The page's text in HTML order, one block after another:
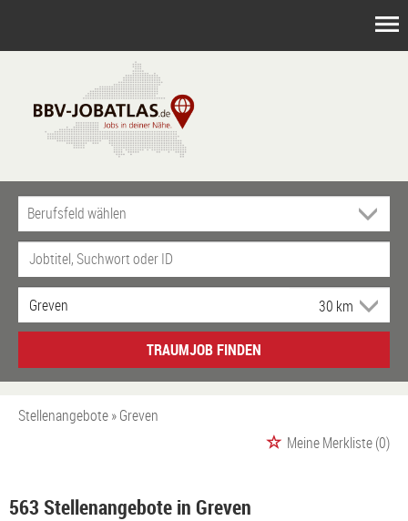
TRAUMJOB FINDEN
Stellenangebote Greven
Meine Merkliste(0)
563 Stellenangebote in Greven